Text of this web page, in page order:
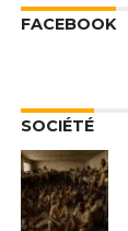
FACEBOOK
SOCIÉTÉ